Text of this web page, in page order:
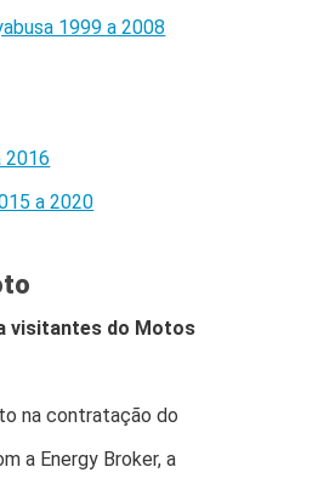
1999 a 2008
2016
a 2020
visitantes do Motos
na contratação do
a Energy Broker, a